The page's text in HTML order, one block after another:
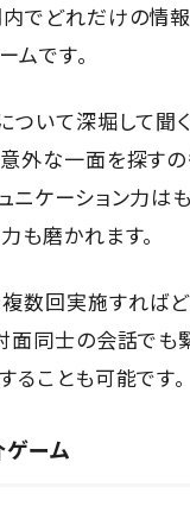
でどれだけの情
ムです。
ついて深堀して聞
外な一面を探すの
ニケーション力は
も磨かれます。
数回実施すれば
面同士の会話でも
ることも可能です。
ーム